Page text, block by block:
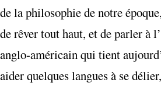
de la philosophie de notre
de rêver tout haut, et de parler à
anglo-américain qui tient
aider quelques langues à se